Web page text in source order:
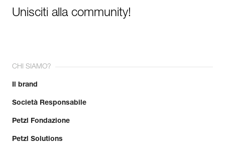
Unisciti alla community!
CHI SIAMO?
Il brand
Società Responsabile
Petzl Fondazione
Petzl Solutions